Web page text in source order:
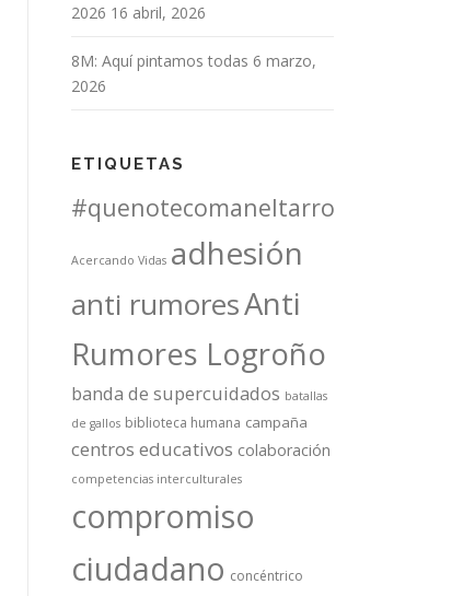
2026 16 abril, 2026
8M: Aquí pintamos todas 6 marzo,
2026
ETIQUETAS
#quenotecomaneltarro
Acercando Vidas adhesión
anti rumoresAnti
Rumores Logroño
banda de supercuidados batallas
de gallos biblioteca humana campaña
centros educativos colaboración
competencias interculturales
compromiso
ciudadano concéntrico